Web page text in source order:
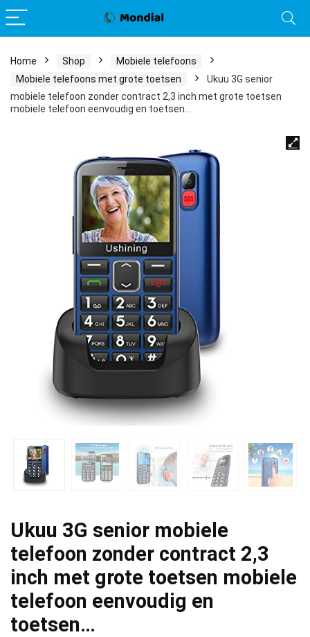
Home Shop
Mobiele telefoons
Mobiele telefoons met grote toetsen
Ukuu 3G senior
mobiele telefoon zonder contract 2,3 inch met grote toetsen
mobiele telefoon eenvoudig en toetsen…
Ukuu 3G senior mobiele
telefoon zonder contract 2,3
inch met grote toetsen mobiele
telefoon eenvoudig en
toetsen…